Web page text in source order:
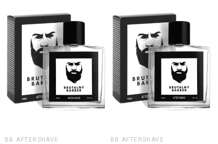
BB AFTERSHAVE BB AFTERSHAVE